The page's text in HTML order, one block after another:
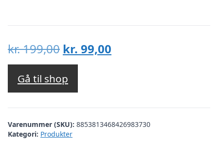
kr.199,00 Den
oprindelige
pris
var:
kr. 199,00.
kr. 99,00
kr. 99,00.
Gå til shop
Varenummer (SKU): 8853813468426983730
Kategori: Produkter